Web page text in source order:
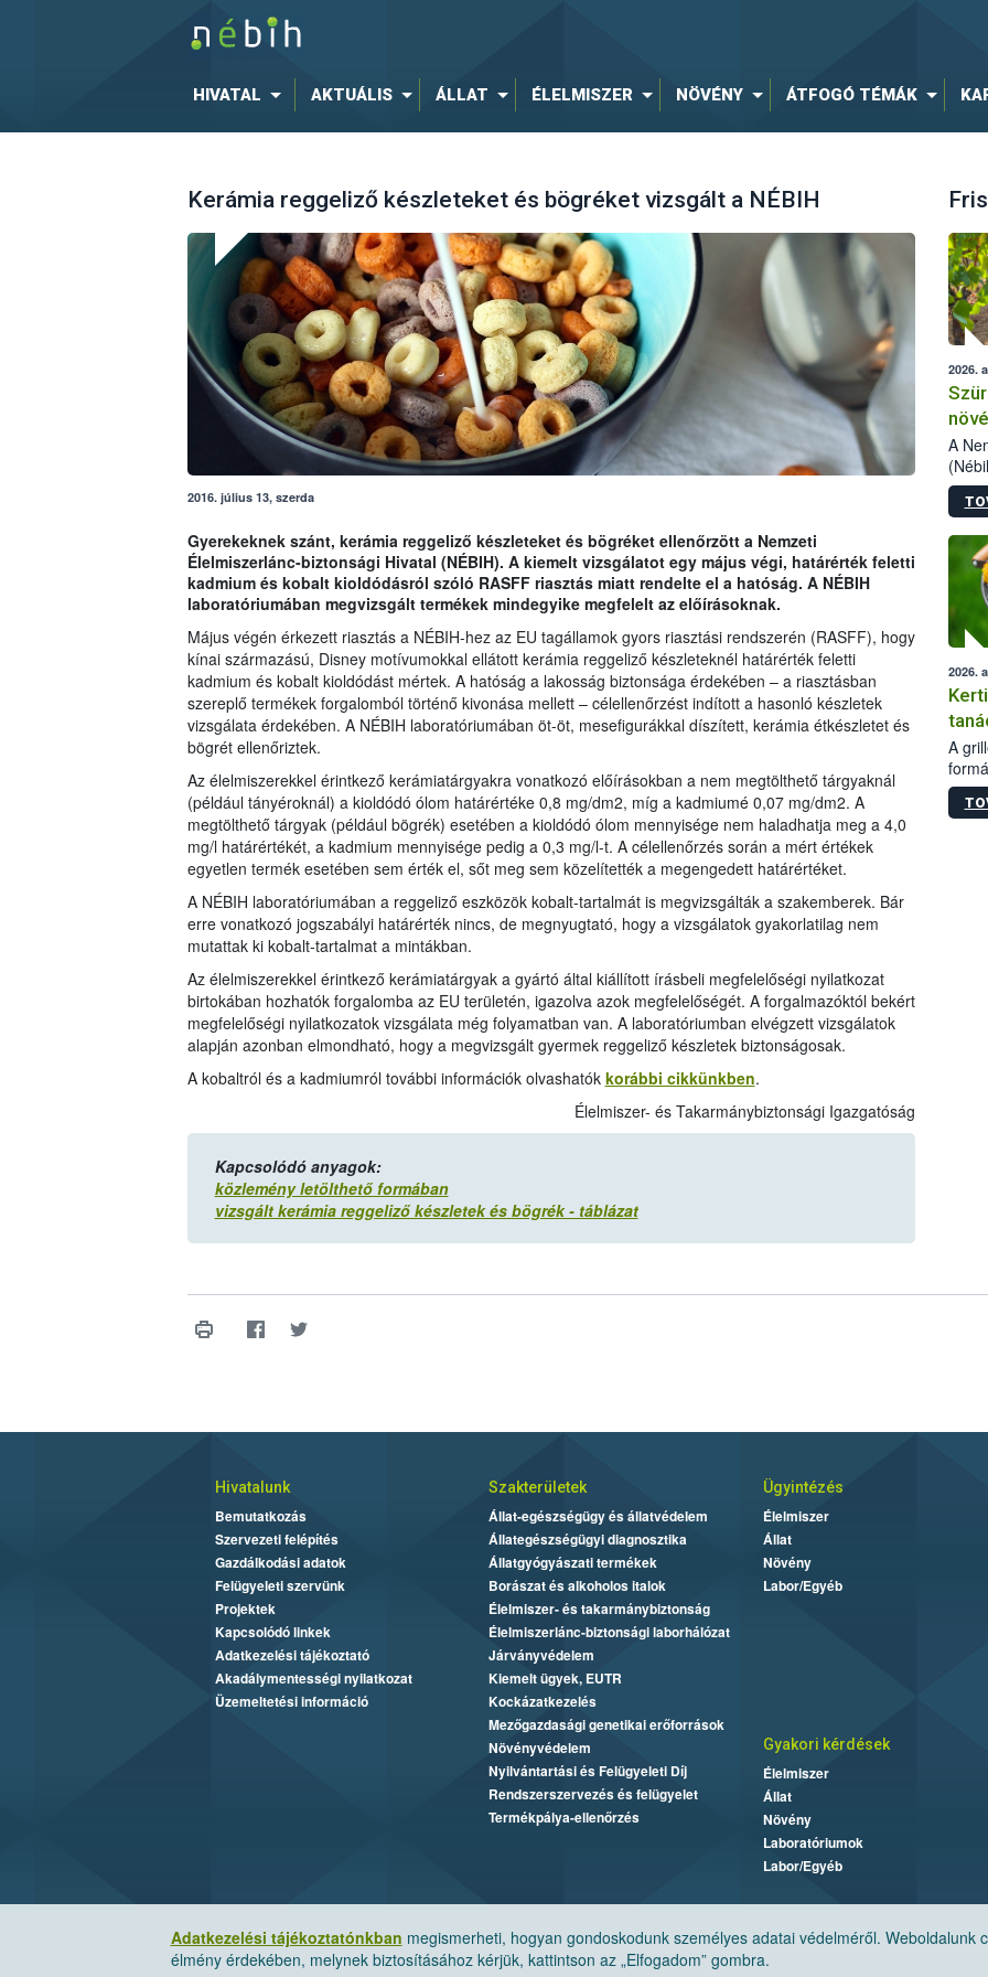
HIVATAL AKTUÁLIS ÁLLAT ÉLELMISZER NÖVÉNY ÁTFOGÓ TÉMÁK
Kerámia reggeliző készleteket és bögréket vizsgált a NÉBIH
2016. július 13, szerda
Gyerekeknek szánt, kerámia reggeliző készleteket és bögréket ellenőrzött a Nemzeti
Élelmiszerlánc-biztonsági Hivatal (NÉBIH). A kiemelt vizsgálatot egy május végi, határérték feletti
kadmium és kobalt kioldódásról szóló RASFF riasztás miatt rendelte el a hatóság. A NÉBIH
laboratóriumában megvizsgált termékek mindegyike megfelelt az előírásoknak.
Május végén érkezett riasztás a NÉBIH-hez az EU tagállamok gyors riasztási rendszerén (RASFF), hogy
kínai származású, Disney motívumokkal ellátott kerámia reggeliző készleteknél határérték feletti
kadmium és kobalt kioldódást mértek. A hatóság a lakosság biztonsága érdekében – a riasztásban
szereplő termékek forgalomból történő kivonása mellett – célellenőrzést indított a hasonló készletek
vizsgálata érdekében. A NÉBIH laboratóriumában öt-öt, mesefigurákkal díszített, kerámia étkészletet és
bögrét ellenőriztek.
Az élelmiszerekkel érintkező kerámiatárgyakra vonatkozó előírásokban a nem megtölthető tárgyaknál
(például tányéroknál) a kioldódó ólom határértéke 0,8 mg/dm2, míg a kadmiumé 0,07 mg/dm2. A
megtölthető tárgyak (például bögrék) esetében a kioldódó ólom mennyisége nem haladhatja meg a 4,0
mg/l határértékét, a kadmium mennyisége pedig a 0,3 mg/l-t. A célellenőrzés során a mért értékek
egyetlen termék esetében sem érték el, sőt meg sem közelítették a megengedett határértéket.
A NÉBIH laboratóriumában a reggeliző eszközök kobalt-tartalmát is megvizsgálták a szakemberek. Bár
erre vonatkozó jogszabályi határérték nincs, de megnyugtató, hogy a vizsgálatok gyakorlatilag nem
mutattak ki kobalt-tartalmat a mintákban.
Az élelmiszerekkel érintkező kerámiatárgyak a gyártó által kiállított írásbeli megfelelőségi nyilatkozat
birtokában hozhatók forgalomba az EU területén, igazolva azok megfelelőségét. A forgalmazóktól bekért
megfelelőségi nyilatkozatok vizsgálata még folyamatban van. A laboratóriumban elvégzett vizsgálatok
alapján azonban elmondható, hogy a megvizsgált gyermek reggeliző készletek biztonságosak.
A kobaltról és a kadmiumról további információk olvashatók korábbi cikkünkben.
Élelmiszer- és Takarmánybiztonsági Igazgatóság
Kapcsolódó anyagok:
közlemény letölthető formában
vizsgált kerámia reggeliző készletek és bögrék - táblázat
2026.
A
Az
2026.
A
Adatkezelési tájékoztatónkban megismerheti, hogyan gondoskodunk személyes adatai védelméről. Weboldalunk
élmény érdekében, melynek biztosításához kérjük, kattintson az „Elfogadom” gombra.
Hivatalunk
Bemutatkozás
Szervezeti felépítés
Gazdálkodási adatok
Felügyeleti szervünk
Projektek
Kapcsolódó linkek
Adatkezelési tájékoztató
Akadálymentességi nyilatkozat
Üzemeltetési információ
Szakterületek
Állat-egészségügy és állatvédelem
Állategészségügyi diagnosztika
Állatgyógyászati termékek
Borászat és alkoholos italok
Élelmiszer- és takarmánybiztonság
Élelmiszerlánc-biztonsági laborhálózat
Járványvédelem
Kiemelt ügyek, EUTR
Kockázatkezelés
Mezőgazdasági genetikai erőforrások
Növényvédelem
Nyilvántartási és Felügyeleti Díj
Rendszerszervezés és felügyelet
Termékpálya-ellenőrzés
Ügyintézés
Élelmiszer
Állat
Növény
Labor/Egyéb
Gyakori kérdések
Élelmiszer
Állat
Növény
Laboratóriumok
Labor/Egyéb